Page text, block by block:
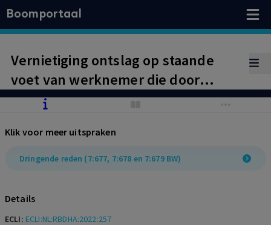
Boomportaal
Vernietiging ontslag op staande
voet van werknemer die door
middel van een telefoongesprek
aan een klant van werkgever,
omdat werkgever de privacy heeft
telefoongesprek op te nemen. Wel
ontbinding op de g-grond.
Klik voor meer uitspraken
Dringende reden (7:677, 7:678 en 7:679 BW)
Details
ECLI: ECLI:NL:RBDHA:2022:257